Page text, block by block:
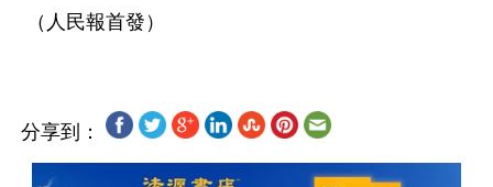
分享到：